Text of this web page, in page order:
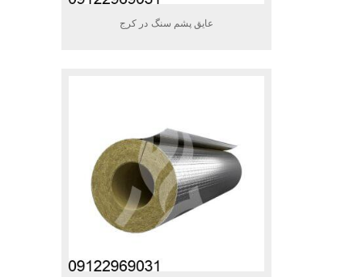
عایق پشم سنگ در کرج